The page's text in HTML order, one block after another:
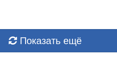
Показать ещё